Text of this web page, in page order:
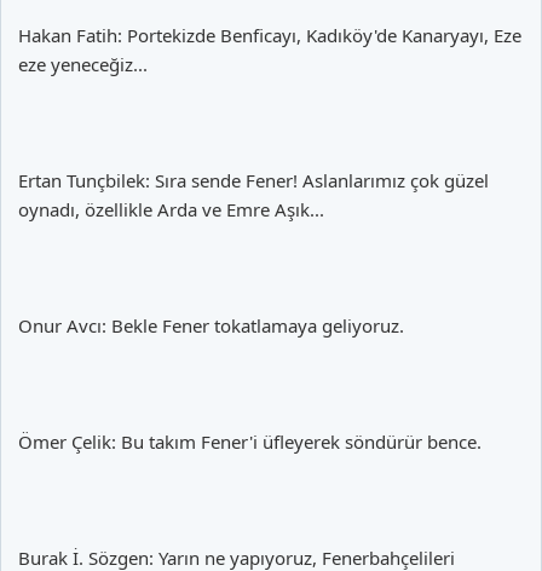
Hakan Fatih: Portekizde Benficayı, Kadıköy'de Kanaryayı, Eze
eze yeneceğiz...
Ertan Tunçbilek: Sıra sende Fener! Aslanlarımız çok güzel
oynadı, özellikle Arda ve Emre Aşık...
Onur Avcı: Bekle Fener tokatlamaya geliyoruz.
Ömer Çelik: Bu takım Fener'i üfleyerek söndürür bence.
Burak İ. Sözgen: Yarın ne yapıyoruz, Fenerbahçelileri